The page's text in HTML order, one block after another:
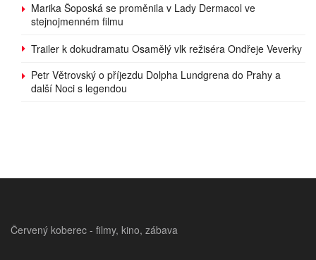
Marika Šoposká se proměnila v Lady Dermacol ve
stejnojmenném filmu
Trailer k dokudramatu Osamělý vlk režiséra Ondřeje Veverky
Petr Větrovský o příjezdu Dolpha Lundgrena do Prahy a
další Noci s legendou
Červený koberec - filmy, kino, zábava